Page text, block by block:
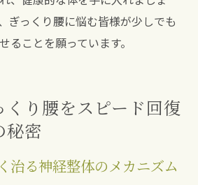
ぎっくり腰に悩む皆様が少しでも
ることを願っています。
くり腰をスピード回復
秘密
治る神経整体のメカニズム